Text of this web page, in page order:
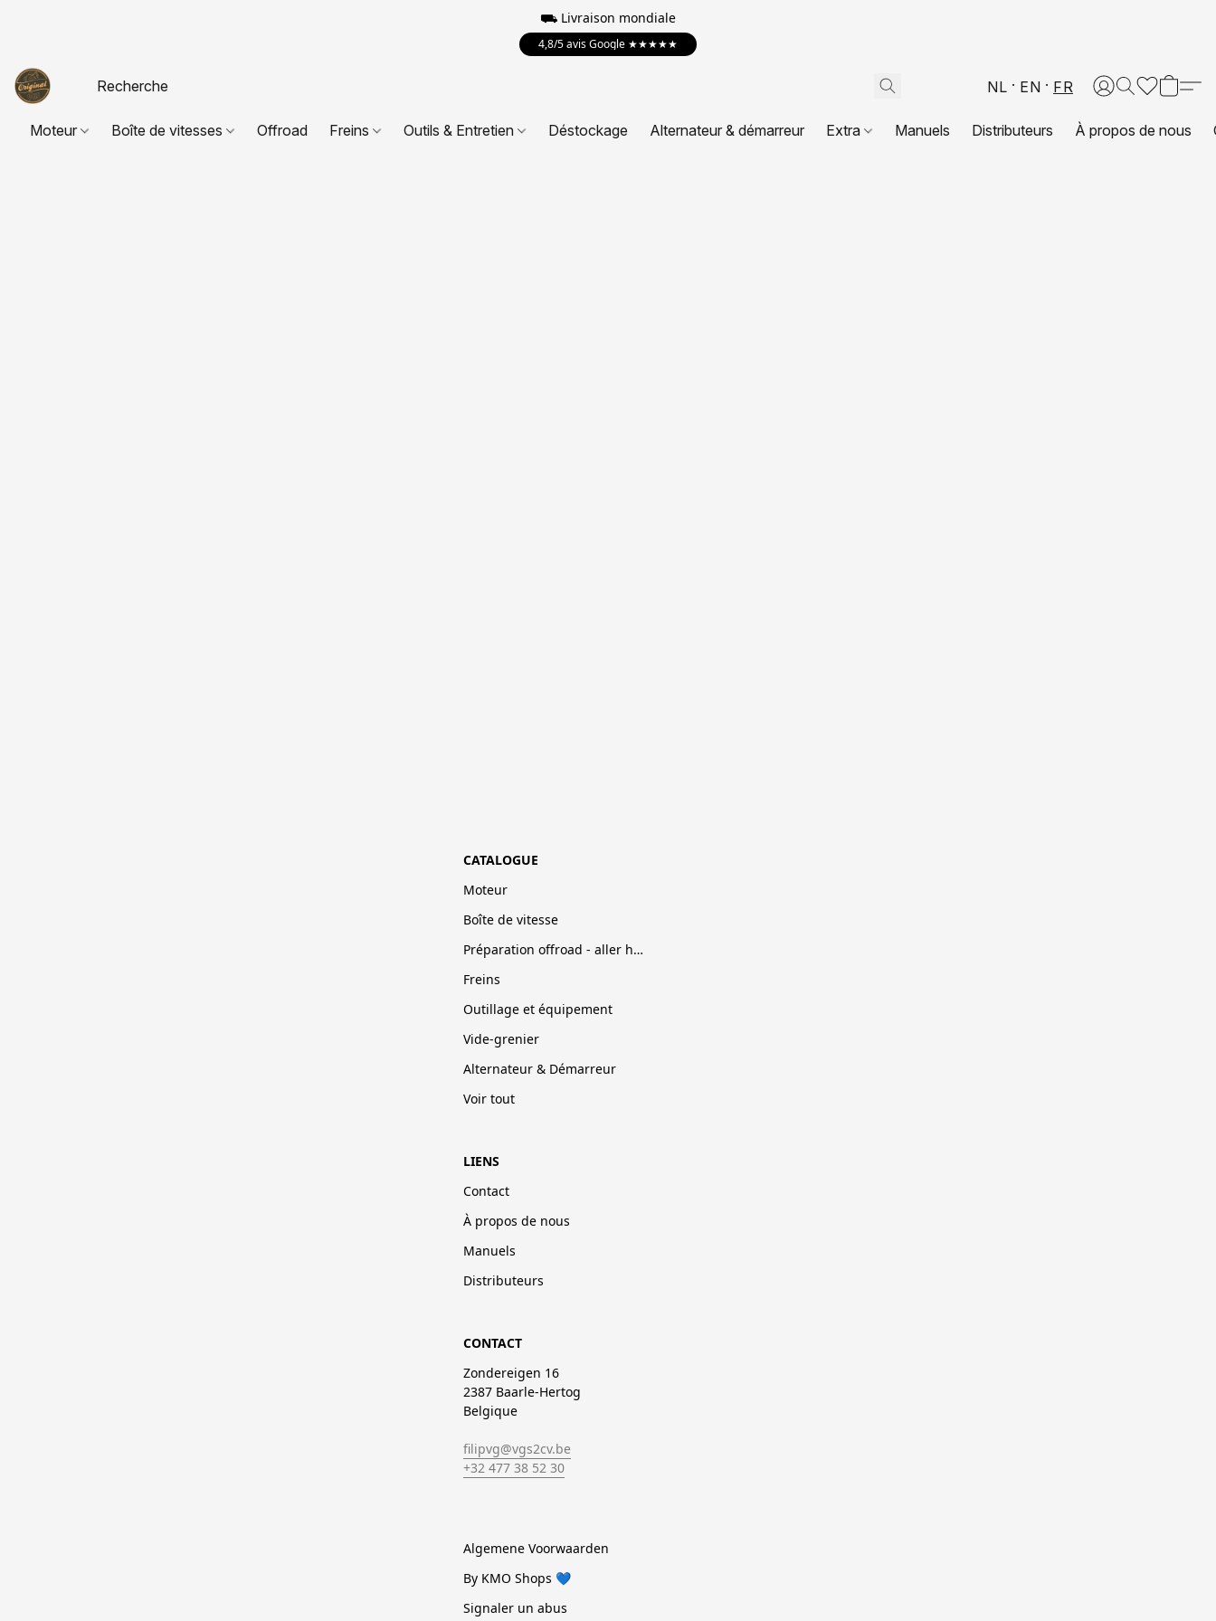
⛟ Livraison mondiale
4,8/5 avis Google ★★★★★
NL EN FR
Moteur Boîte de vitesses Offroad Freins Outils & Entretien Déstockage Alternateur & démarreur Extra Manuels Distributeurs À propos de nous
CATALOGUE
Moteur
Boîte de vitesse
Préparation offroad - aller hors-pistes
Freins
Outillage et équipement
Vide-grenier
Alternateur & Démarreur
Voir tout
LIENS
Contact
À propos de nous
Manuels
Distributeurs
CONTACT
Zondereigen 16
2387 Baarle-Hertog
Belgique
filipvg@vgs2cv.be
+32 477 38 52 30
Algemene Voorwaarden
By KMO Shops 💙
Signaler un abus